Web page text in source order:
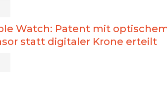
Watch: Patent mit
statt digitaler Krone erteilt